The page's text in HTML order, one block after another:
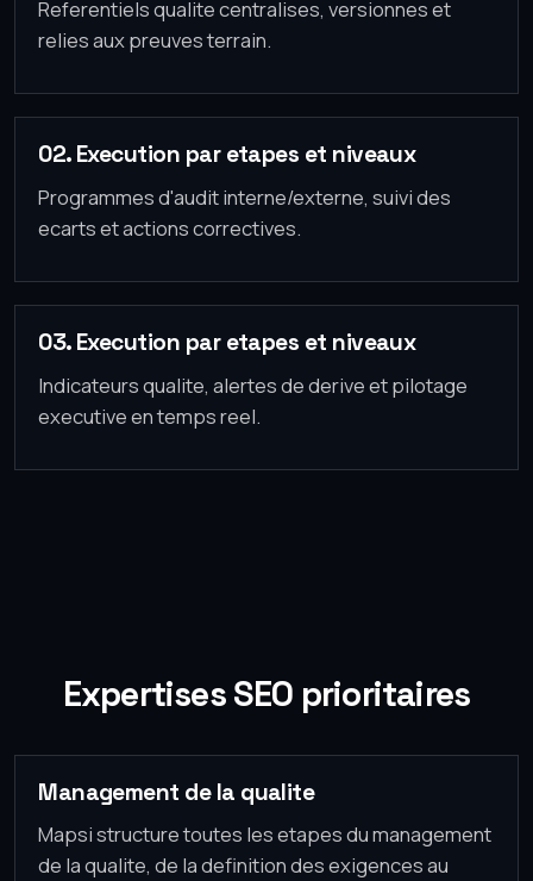
Referentiels qualite centralises, versionnes et
relies aux preuves terrain.
02. Execution par etapes et niveaux
Programmes d'audit interne/externe, suivi des
ecarts et actions correctives.
03. Execution par etapes et niveaux
Indicateurs qualite, alertes de derive et pilotage
executive en temps reel.
Expertises SEO prioritaires
Management de la qualite
Mapsi structure toutes les etapes du management
de la qualite, de la definition des exigences au